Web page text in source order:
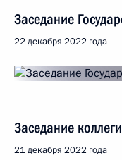
Заседание
22 декабря 2022 года
Заседание
21 декабря 2022 года